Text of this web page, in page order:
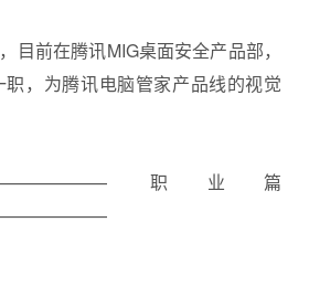
目前在腾讯MIG桌面安全产品部，
，为腾讯电脑管家产品线的视觉
职业篇